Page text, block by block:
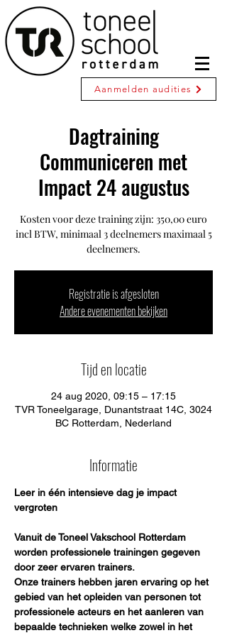
Aanmelden audities
Dagtraining
Communiceren met
Impact 24 augustus
Kosten voor deze training zijn: 350,00 euro
incl BTW, minimaal 3 deelnemers maximaal 5
deelnemers.
Registratie is afgesloten
Andere evenementen bekijken
Tijd en locatie
24 aug 2020, 09:15 – 17:15
TVR Toneelgarage, Dunantstraat 14C, 3024
BC Rotterdam, Nederland
Informatie
Leer in één intensieve dag je impact
vergroten
Vanuit de Toneel Vakschool Rotterdam
worden professionele trainingen gegeven
door zeer ervaren trainers.
Onze trainers hebben jaren ervaring op het
gebied van het opleiden van personen tot
professionele acteurs en het aanleren van
bepaalde technieken welke zowel in het